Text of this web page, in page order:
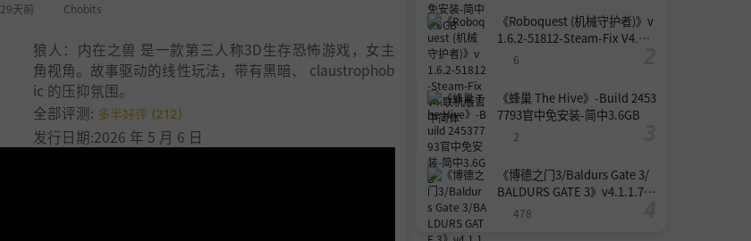
29天前 Chobits
狼人：内在之兽 是一款第三人称3D生存恐怖游戏，女主
角视角。故事驱动的线性玩法，带有黑暗、 claustrophob
ic 的压抑氛围。
全部评测: 多半好评 (212)
发行日期:2026 年 5 月 6 日
《Roboquest (机械守护者)》v
1.6.2-51812-Steam-Fix V4.联
机版官中简体
6
《蜂巢 The Hive》-Build 2453
7793官中免安装-简中3.6GB
2
《博德之门3/Baldurs Gate 3/
BALDURS GATE 3》v4.1.1.739
8727-Build 24532579官中免安
478